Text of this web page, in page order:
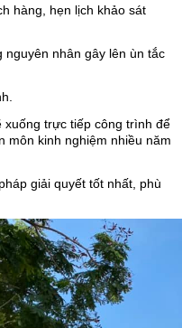
hàng, hẹn lịch khảo sát
nhân gây lên ùn tắc
xuống trực tiếp công trình để
môn kinh nghiệm nhiều năm
giải quyết tốt nhất, phù